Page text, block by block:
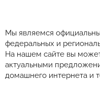
Мы являемся
федеральных и
На нашем сайте вы
актуальными
домашнего интернета и